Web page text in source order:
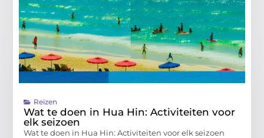
Reizen
Wat te doen in Hua Hin: Activiteiten voor
elk seizoen
Wat te doen in Hua Hin: Activiteiten voor elk seizoen